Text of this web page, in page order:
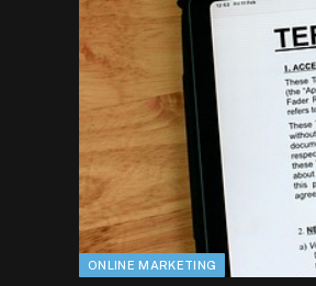
ONLINE MARKETING